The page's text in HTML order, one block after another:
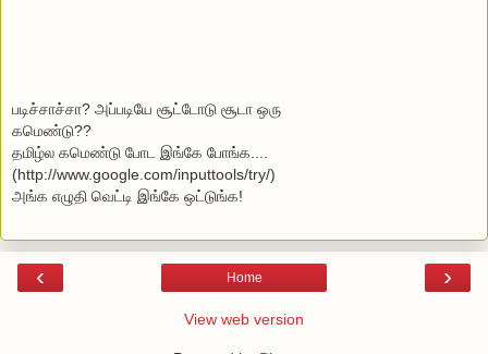
படிச்சாச்சா? அப்படியே சூட்டோடு சூடா ஒரு
கமெண்டு??
தமிழ்ல கமெண்டு போட இங்கே போங்க...
(http://www.google.com/inputtools/try/)
அங்க எழுதி வெட்டி இங்கே ஒட்டுங்க!
‹ ›
Home
View web version